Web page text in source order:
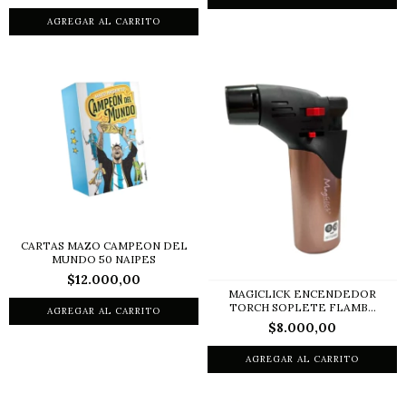
CARTAS MAZO CAMPEON DEL
MUNDO 50 NAIPES
$12.000,00
MAGICLICK ENCENDEDOR
TORCH SOPLETE FLAMB...
$8.000,00